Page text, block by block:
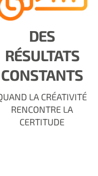
DES
RÉSULTATS
CONSTANTS
LA CRÉATIVITÉ
RENCONTRE LA
CERTITUDE